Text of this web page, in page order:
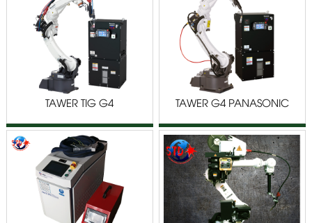
TAWER TIG G4
TAWER G4 PANASONIC